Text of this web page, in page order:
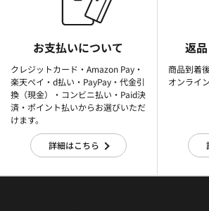
お支払いについて
クレジットカード・Amazon Pay・
楽天ぺイ・d払い・PayPay・代金引
換（現金）・コンビニ払い・Paid決
済・ポイント払いからお選びいただ
けます。
詳細はこちら
返
商品到着
オンライ